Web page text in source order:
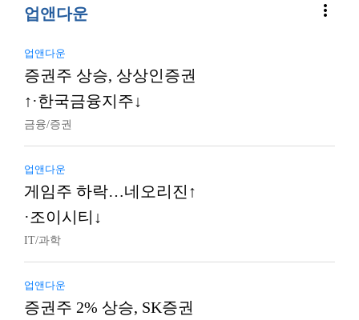
업앤다운 more_vert
업앤다운
증권주 상승, 상상인증권
↑·한국금융지주↓
금융/증권
업앤다운
게임주 하락…네오리진↑
·조이시티↓
IT/과학
업앤다운
증권주 2% 상승, SK증권